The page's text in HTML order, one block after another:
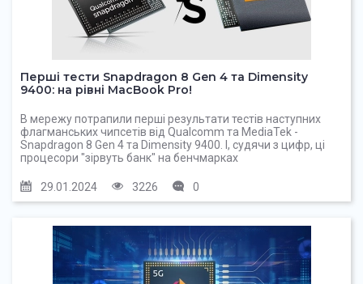
Перші тести Snapdragon 8 Gen 4 та Dimensity
9400: на рівні MacBook Pro!
В мережу потрапили перші результати тестів наступних
флагманських чипсетів від Qualcomm та MediaTek -
Snapdragon 8 Gen 4 та Dimensity 9400. І, судячи з цифр, ці
процесори "зірвуть банк" на бенчмарках
29.01.2024 3226 0